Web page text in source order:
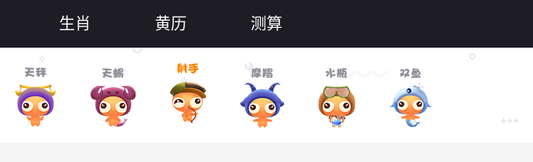
生肖 黄历 测算